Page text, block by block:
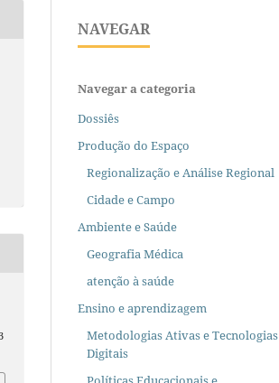
NAVEGAR
Navegar a categoria
Dossiês
Produção do Espaço
Regionalização e Análise Regional
Cidade e Campo
Ambiente e Saúde
Geografia Médica
atenção à saúde
Ensino e aprendizagem
Metodologias Ativas e Tecnologias
Digitais